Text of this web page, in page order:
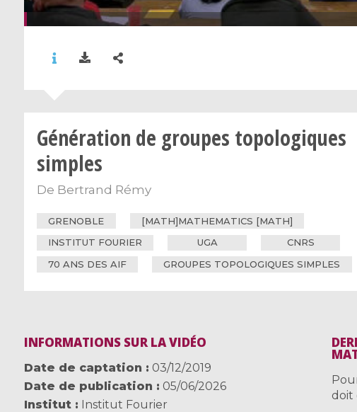
Génération de groupes topologiques
simples
De Bertrand Rémy
GRENOBLE
[MATH]MATHEMATICS [MATH]
INSTITUT FOURIER
UGA
CNRS
70 ANS DES AIF
GROUPES TOPOLOGIQUES SIMPLES
INFORMATIONS SUR LA VIDÉO
Date de captation
03/12/2019
Date de publication
05/06/2026
Institut
Institut Fourier
doit